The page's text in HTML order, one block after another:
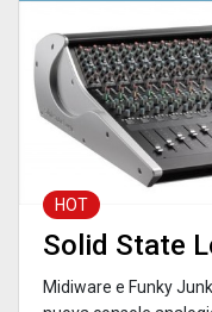
HOT
Solid State
Midiware e Funky